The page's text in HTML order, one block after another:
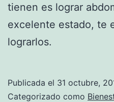
tienen es lograr
excelente estado, te
lograrlos.
Publicada el 31 octubre,
Categorizado como